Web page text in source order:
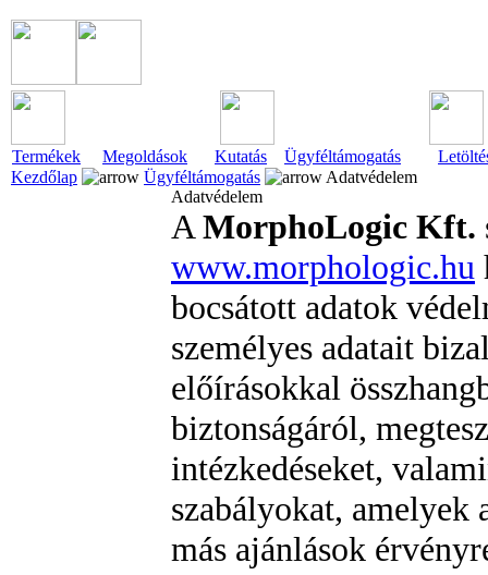
Termékek Megoldások Kutatás Ügyféltámogatás
Kezdőlap
Ügyféltámogatás Adatvédelem
Adatvédelem
A MorphoLogic Kft.
www.morphologic.hu
bocsátott adatok
személyes adatait
előírásokkal
biztonságáról,
intézkedéseket,
szabályokat, amelyek
más ajánlások